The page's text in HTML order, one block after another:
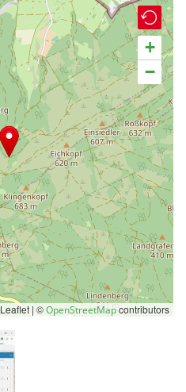
+
−
Leaflet | ©OpenStreetMapcontributors